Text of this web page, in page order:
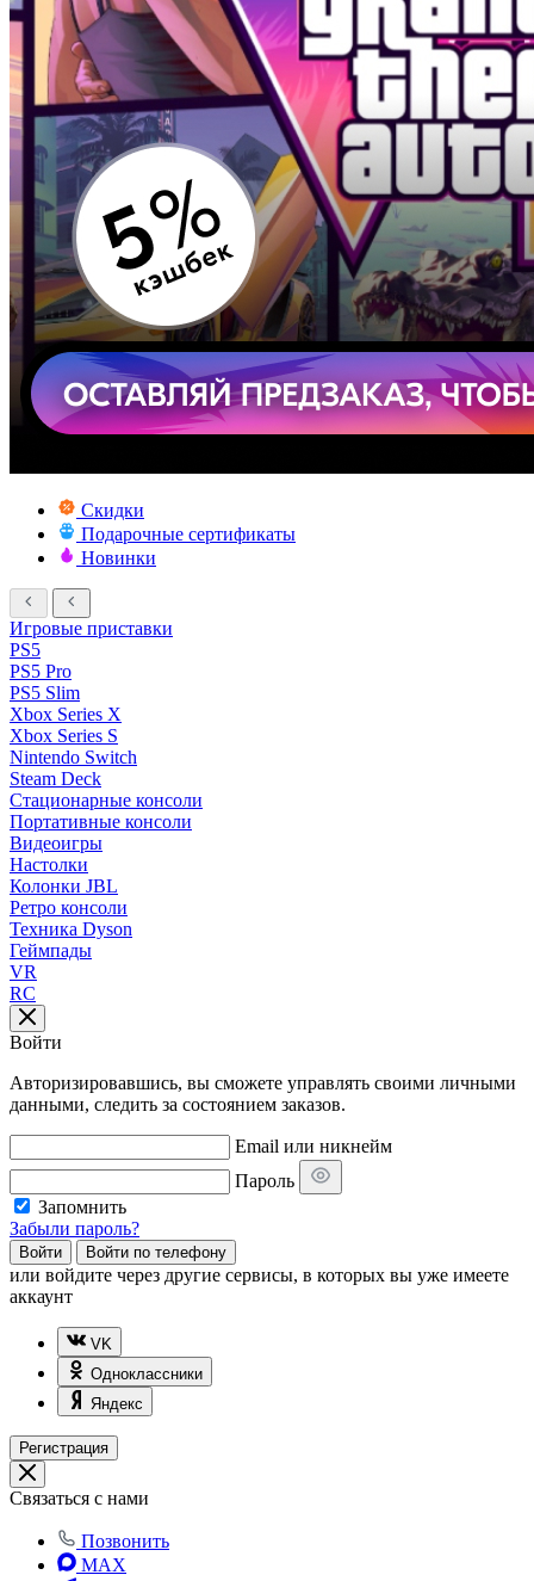
Скидки
Подарочные сертификаты
Новинки
Игровые приставки
PS5
PS5 Pro
PS5 Slim
Xbox Series X
Xbox Series S
Nintendo Switch
Steam Deck
Стационарные консоли
Портативные консоли
Видеоигры
Настолки
Колонки JBL
Ретро консоли
Техника Dyson
Геймпады
VR
RC
Войти
Авторизировавшись, вы сможете управлять своими личными
данными, следить за состоянием заказов.
Email или никнейм
Пароль
Запомнить
Забыли пароль?
Войти Войти по телефону
или войдите через другие сервисы, в которых вы уже имеете
аккаунт
VK
Одноклассники
Яндекс
Регистрация
Связаться с нами
Позвонить
MAX